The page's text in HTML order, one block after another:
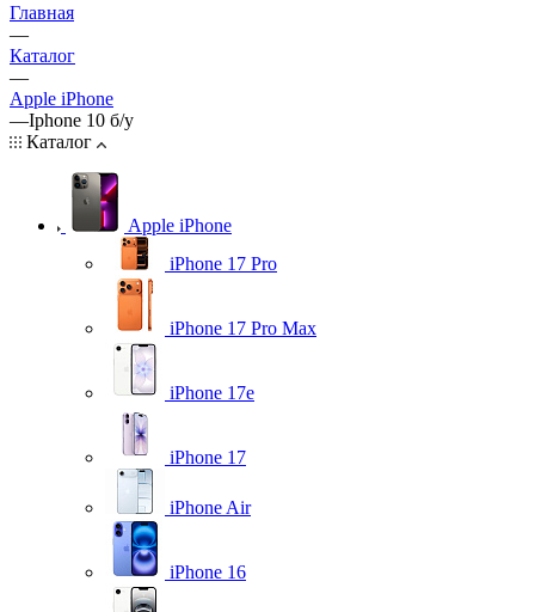
Главная
—
Каталог
—
Apple iPhone
—Iphone 10 б/у
Каталог
Apple iPhone
iPhone 17 Pro
iPhone 17 Pro Max
iPhone 17e
iPhone 17
iPhone Air
iPhone 16